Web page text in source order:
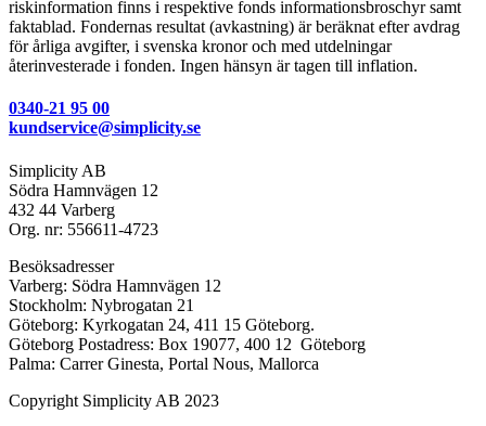
riskinformation finns i respektive fonds informationsbroschyr samt
faktablad. Fondernas resultat (avkastning) är beräknat efter avdrag
för årliga avgifter, i svenska kronor och med utdelningar
återinvesterade i fonden. Ingen hänsyn är tagen till inflation.
0340-21 95 00
kundservice@simplicity.se
Simplicity AB
Södra Hamnvägen 12
432 44 Varberg
Org. nr: 556611-4723
Besöksadresser
Varberg: Södra Hamnvägen 12
Stockholm: Nybrogatan 21
Göteborg: Kyrkogatan 24, 411 15 Göteborg.
Göteborg Postadress: Box 19077, 400 12 Göteborg
Palma: Carrer Ginesta, Portal Nous, Mallorca
Copyright Simplicity AB 2023